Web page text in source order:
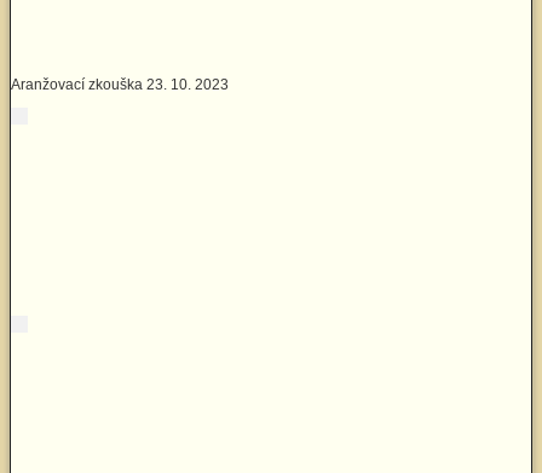
Aranžovací zkouška 23. 10. 2023